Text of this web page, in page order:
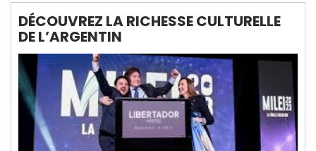
DÉCOUVREZ LA RICHESSE CULTURELLE
DE L’ARGENTIN